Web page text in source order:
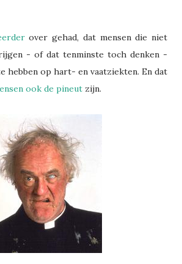
over gehad, dat mensen die niet
- of dat tenminste toch denken -
hebben op hart- en vaatziekten. En dat
ook de pineut zijn.